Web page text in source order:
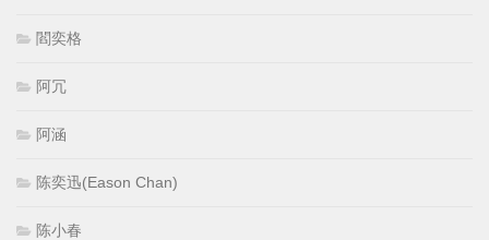
閻奕格
阿冗
阿涵
陈奕迅(Eason Chan)
陈小春